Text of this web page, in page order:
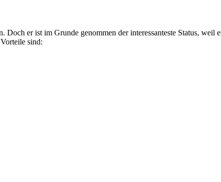
Doch er ist im Grunde genommen der interessanteste Status,
sind: